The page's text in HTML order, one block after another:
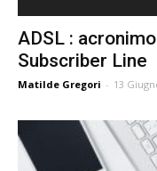
ADSL :
Subscriber Line
Matilde Gregori - 13